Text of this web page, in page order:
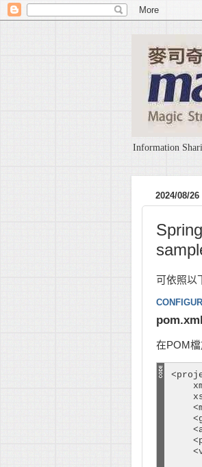
Information
2024/08/26
可依照以
pom.xml
在POM